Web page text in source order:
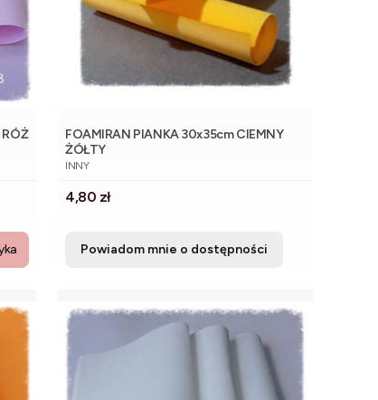
FOAMIRAN PIANKA 30x35cm CIEMNY
ŻÓŁTY
PRODUCENT
INNY
Cena
4,80 zł
Powiadom mnie o dostępności